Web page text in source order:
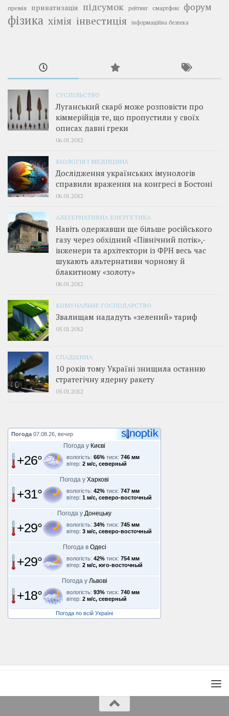
премія приватизація підсумок рейтинг смартфон форум
фізика хімія інвестиція інформаційна безпека
СУСПІЛЬСТВО
Луганський скарб може розповісти про
кіммерійців те, що пропустили у своїх
описах давні греки
06.01.2012
БІОЛОГІЯ І МЕДИЦИНА
Дослідження українських імунологів
справили враження на конгресі в Бостоні
06.01.2012
АЛЬТЕРНАТИВНА ЕНЕРГЕТИКА
Навіть одержавши ще більше російського
газу через обхідний «Північний потік»,­
інженери та архітектори із ФРН весь час
шукають альтернативи чорному й
блакитному «золоту»
06.01.2012
КОМУНАЛЬНЕ ГОСПОДАРСТВО
Звалищам нададуть «зелений» тариф
05.01.2012
СПАДЩИНА
10 років тому Україні знищила останню
стратегічну ядерну ракету
05.01.2012
Погода 07.08.26, вечер
Погода у Києві
+26° вологість: 66% тиск: 746 мм
вітер: 2 м/с, северный
Погода у Харкові
+31° вологість: 42% тиск: 747 мм
вітер: 1 м/с, северо-восточный
Погода у Донецьку
+29° вологість: 34% тиск: 745 мм
вітер: 3 м/с, северо-восточный
Погода в Одесі
+29° вологість: 42% тиск: 754 мм
вітер: 2 м/с, юго-восточный
Погода у Львові
+18° вологість: 93% тиск: 740 мм
вітер: 2 м/с, северный
Погода по всій Україні